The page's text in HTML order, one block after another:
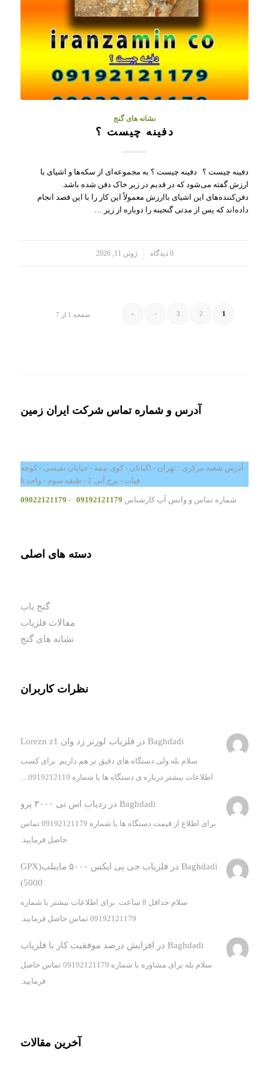
نشانه های گنج
دفینه چیست ؟
دفینه چیست ؟ دفینه چیست ؟ به مجموعه‌ای از سکه‌ها و اشیای با
ارزش گفته می‌شود که در قدیم در زیر خاک دفن شده‌ باشد.
دفن‌کننده‌های این اشیای باارزش معمولاً این کار را با این قصد انجام
داده‌اند که پس از مدتی گنجینه را دوباره از زیر …
0 دیدگاه ژوئن 11, 2026
صفحه 1 از 7 1
2
3
›
»
آدرس و شماره تماس شرکت ایران زمین
آدرس شعبه مرکزی : تهران - اکباتان - کوی بیمه - خیابان نفیسی - کوچه
فیات - برج آبی 2 - طبقه سوم - واحد 6
شماره تماس و واتس آپ کارشناس 09192121179
-
09022121179
دسته های اصلی
گنج یاب
مقالات فلزیاب
نشانه های گنج
نظرات کاربران
Baghdadi در فلزیاب لورنز زد وان Lorezn z1
سلام بله ولی دستگاه های دقیق تر هم داریم. برای کسب
اطلاعات بیشتر درباره ی دستگاه ها با شماره 0919212119…
Baghdadi درردیاب اس تی ۳۰۰۰ پرو
برای اطلاع از قیمت دستگاه ها با شماره 09192121179 تماس
حاصل فرمایید.
Baghdadi در
فلزیاب جی پی ایکس ۵۰۰۰ ماینلب(GPX
5000)
سلام حداقل 8 ساعت. برای اطلاعات بیشتر با شماره
09192121179 تماس حاصل فرمایید.
Baghdadi در افزایش درصد موفقیت کار با فلزیاب
سلام بله برای مشاوره با شماره 09192121179 تماس حاصل
فرمایید.
آخرین مقالات